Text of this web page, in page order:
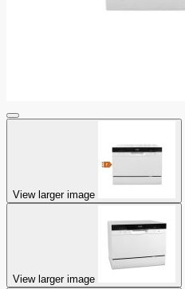
View larger image
View larger image